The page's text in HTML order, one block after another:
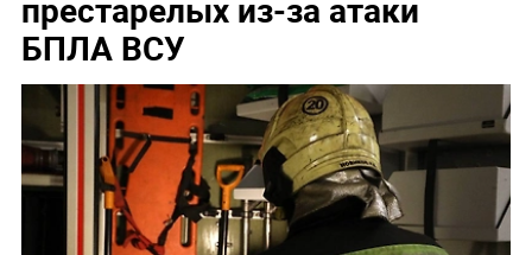
престарелых из-за атаки
БПЛА ВСУ